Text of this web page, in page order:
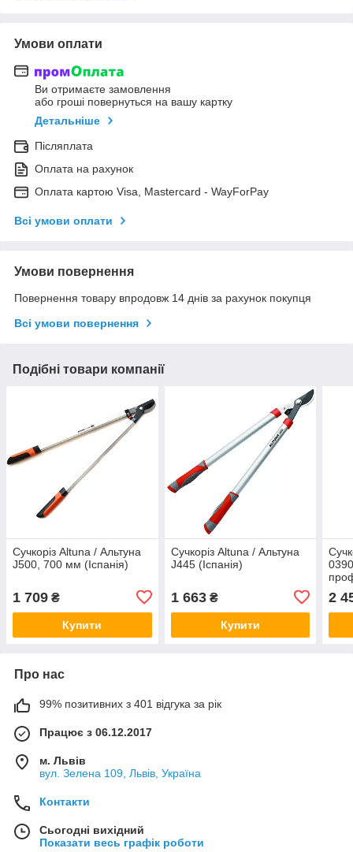
Умови оплати
Ви отримаєте замовлення
або гроші повернуться на вашу картку
Детальніше
Післяплата
Оплата на рахунок
Оплата картою Visa, Mastercard - WayForPay
Всі умови оплати
Умови повернення
Повернення товару впродовж 14 днів за рахунок покупця
Всі умови повернення
Подібні товари компанії
Сучкоріз Altuna / Альтуна
J500, 700 мм (Іспанія)
1 709 ₴
Купити
Сучкоріз Altuna / Альтуна
J445 (Іспанія)
1 663₴
Купити
2
Про нас
99% позитивних з 401 відгука за рік
Працює з 06.12.2017
м. Львів
вул. Зелена 109, Львів, Україна
Контакти
Сьогодні вихідний
Показати весь графік роботи